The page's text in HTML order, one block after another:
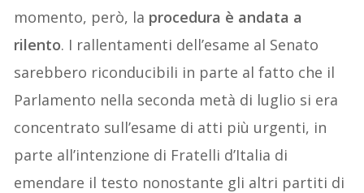
momento, però, la procedura è andata a
rilento. I rallentamenti dell’esame al Senato
sarebbero riconducibili in parte al fatto che il
Parlamento nella seconda metà di luglio si era
concentrato sull’esame di atti più urgenti, in
parte all’intenzione di Fratelli d’Italia di
emendare il testo nonostante gli altri partiti di